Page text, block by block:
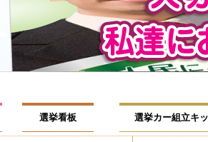
選挙看板 選挙カー組立キ